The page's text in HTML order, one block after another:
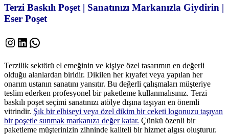
Terzi Baskılı Poşet | Sanatınızı Markanızla Giydirin |
Eser Poşet
Instagram
LinkedIn
WhatsApp
Terzilik sektörü el emeğinin ve kişiye özel tasarımın en değerli
olduğu alanlardan biridir. Dikilen her kıyafet veya yapılan her
onarım ustanın sanatını yansıtır. Bu değerli çalışmaları müşteriye
teslim ederken profesyonel bir paketleme kullanmalısınız. Terzi
baskılı poşet seçimi sanatınızı atölye dışına taşıyan en önemli
vitrindir. Şık bir elbiseyi veya özel dikim bir ceketi logonuzu taşıyan
bir poşetle sunmak markanıza değer katar. Çünkü özenli bir
paketleme müşterinizin zihninde kaliteli bir hizmet algısı oluşturur.